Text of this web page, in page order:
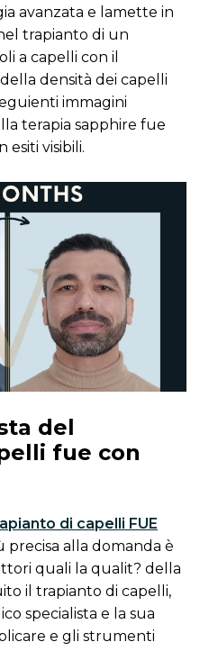
avanzata e lamette in
trapianto di un
a capelli con il
densità dei capelli
immagini
terapia sapphire fue
esiti visibili.
fue con
di capelli FUE
precisa alla domanda è
quali la qualit? della
il trapianto di capelli,
specialista e la sua
e gli strumenti